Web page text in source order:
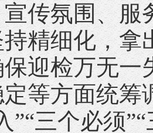
传氛围、服
精细化，
迎检万无一
等方面统筹
”“三个必须